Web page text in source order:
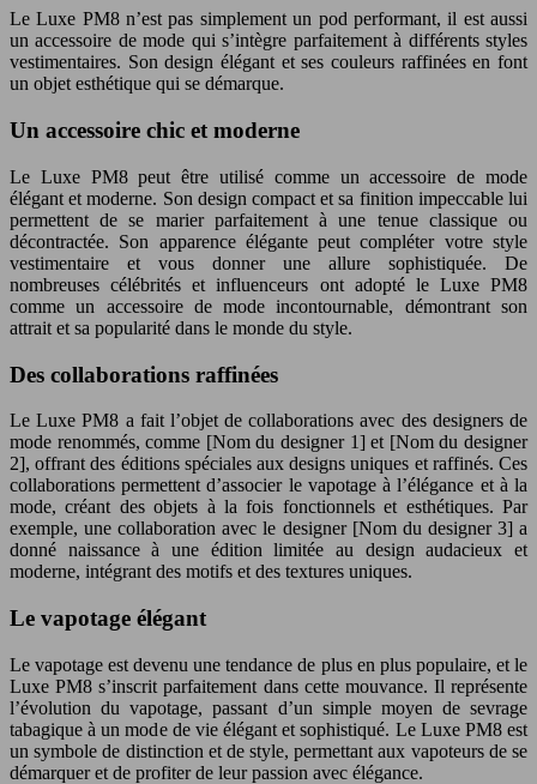
Le Luxe PM8 n’est pas simplement un pod performant, il est aussi
un accessoire de mode qui s’intègre parfaitement à différents styles
vestimentaires. Son design élégant et ses couleurs raffinées en font
un objet esthétique qui se démarque.
Un accessoire chic et moderne
Le Luxe PM8 peut être utilisé comme un accessoire de mode
élégant et moderne. Son design compact et sa finition impeccable lui
permettent de se marier parfaitement à une tenue classique ou
décontractée. Son apparence élégante peut compléter votre style
vestimentaire et vous donner une allure sophistiquée. De
nombreuses célébrités et influenceurs ont adopté le Luxe PM8
comme un accessoire de mode incontournable, démontrant son
attrait et sa popularité dans le monde du style.
Des collaborations raffinées
Le Luxe PM8 a fait l’objet de collaborations avec des designers de
mode renommés, comme [Nom du designer 1] et [Nom du designer
2], offrant des éditions spéciales aux designs uniques et raffinés. Ces
collaborations permettent d’associer le vapotage à l’élégance et à la
mode, créant des objets à la fois fonctionnels et esthétiques. Par
exemple, une collaboration avec le designer [Nom du designer 3] a
donné naissance à une édition limitée au design audacieux et
moderne, intégrant des motifs et des textures uniques.
Le vapotage élégant
Le vapotage est devenu une tendance de plus en plus populaire, et le
Luxe PM8 s’inscrit parfaitement dans cette mouvance. Il représente
l’évolution du vapotage, passant d’un simple moyen de sevrage
tabagique à un mode de vie élégant et sophistiqué. Le Luxe PM8 est
un symbole de distinction et de style, permettant aux vapoteurs de se
démarquer et de profiter de leur passion avec élégance.